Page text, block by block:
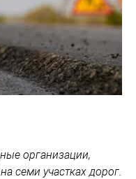
организации,
семи участках дорог.